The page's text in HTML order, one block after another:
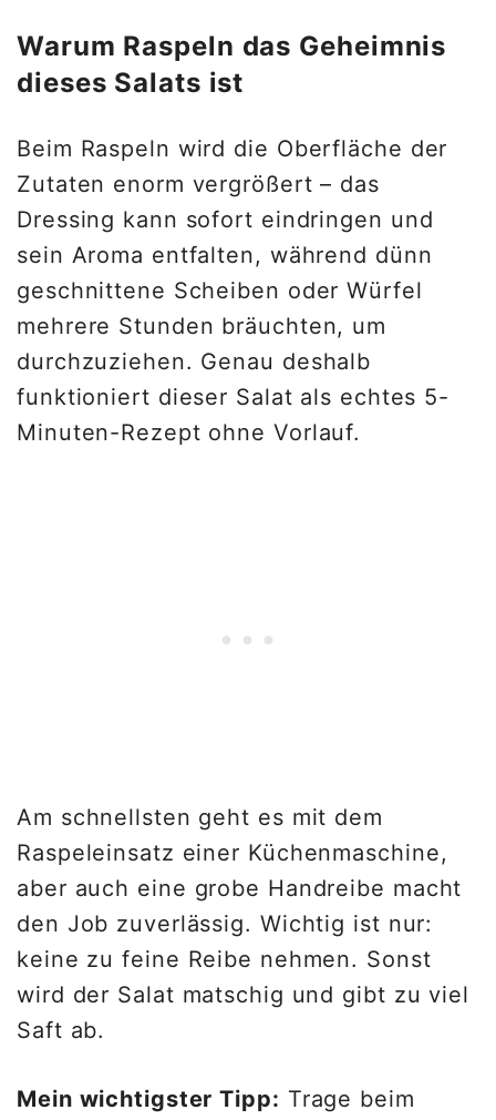
Warum Raspeln das Geheimnis
dieses Salats ist
Beim Raspeln wird die Oberfläche der
Zutaten enorm vergrößert – das
Dressing kann sofort eindringen und
sein Aroma entfalten, während dünn
geschnittene Scheiben oder Würfel
mehrere Stunden bräuchten, um
durchzuziehen. Genau deshalb
funktioniert dieser Salat als echtes 5-
Minuten-Rezept ohne Vorlauf.
Am schnellsten geht es mit dem
Raspeleinsatz einer Küchenmaschine,
aber auch eine grobe Handreibe macht
den Job zuverlässig. Wichtig ist nur:
keine zu feine Reibe nehmen. Sonst
wird der Salat matschig und gibt zu viel
Saft ab.
Mein wichtigster Tipp: Trage beim